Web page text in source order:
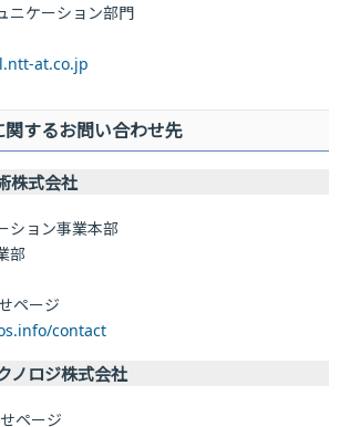
ニケーション部門
at.co.jp
するお問い合わせ先
株式会社
ション事業本部
部
ページ
contact
ノロジ株式会社
ページ